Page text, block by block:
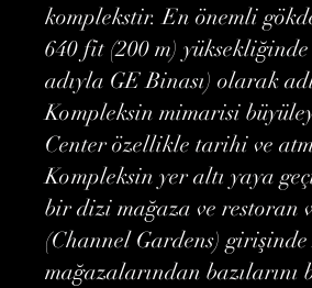
komplekstir. En önemli
640 fit (200 m)
adıyla GE Binası) olarak
Kompleksin mimarisi
Center özellikle tarihi ve
Kompleksin yer altı yaya
bir dizi mağaza ve restoran
(Channel Gardens)
mağazalarından bazılarını